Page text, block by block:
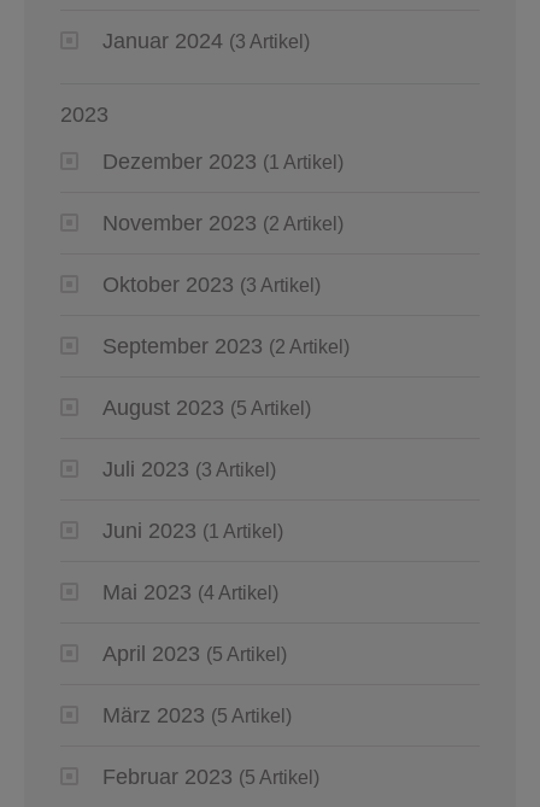
Januar 2024 (3 Artikel)
2023
Dezember 2023 (1 Artikel)
November 2023 (2 Artikel)
Oktober 2023 (3 Artikel)
September 2023 (2 Artikel)
August 2023 (5 Artikel)
Juli 2023 (3 Artikel)
Juni 2023 (1 Artikel)
Mai 2023 (4 Artikel)
April 2023 (5 Artikel)
März 2023 (5 Artikel)
Februar 2023 (5 Artikel)